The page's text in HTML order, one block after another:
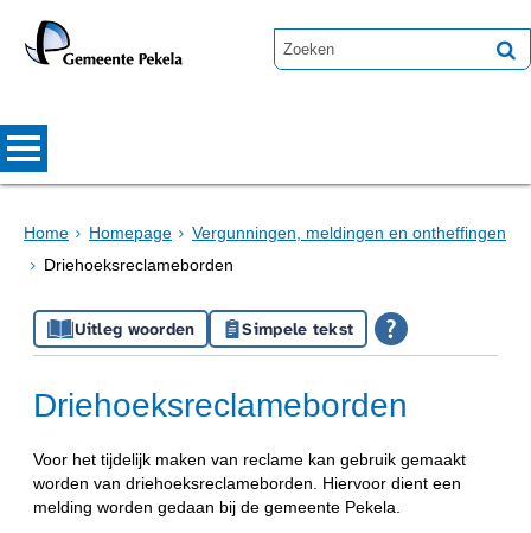
Home Homepage
Vergunningen, meldingen en ontheffingen
Driehoeksreclameborden
Uitleg woorden Simpele tekst
Driehoeksreclameborden
Voor het tijdelijk maken van reclame kan gebruik gemaakt
worden van driehoeksreclameborden. Hiervoor dient een
melding worden gedaan bij de gemeente Pekela.